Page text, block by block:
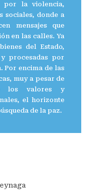
por la violencia,
sociales, donde a
mensajes que
en las calles. Ya
del Estado,
y procesadas por
Por encima de las
muy a pesar de
los valores y
el horizonte
de la paz.